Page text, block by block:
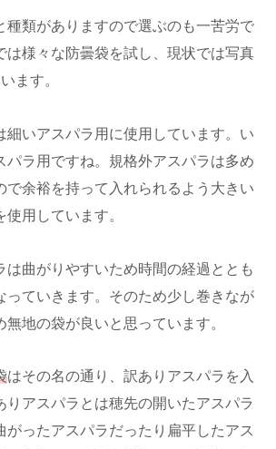
種類がありますので選ぶのも一苦労で
は様々な防曇袋を試し、現状では写真
ます。
細いアスパラ用に使用しています。い
パラ用ですね。規格外アスパラは多め
で余裕を持って入れられるよう大きい
用しています。
は曲がりやすいため時間の経過ととも
っていきます。そのため少し巻きなが
無地の袋が良いと思っています。
はその名の通り、訳ありアスパラを入
りアスパラとは穂先の開いたアスパラ
がったアスパラだったり扁平したアス